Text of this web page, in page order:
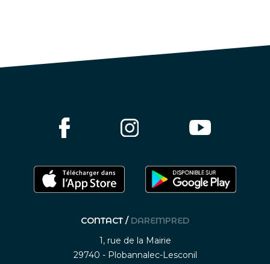
CONTACT / DAREMPRED
1, rue de la Mairie
29740 - Plobannalec-Lesconil